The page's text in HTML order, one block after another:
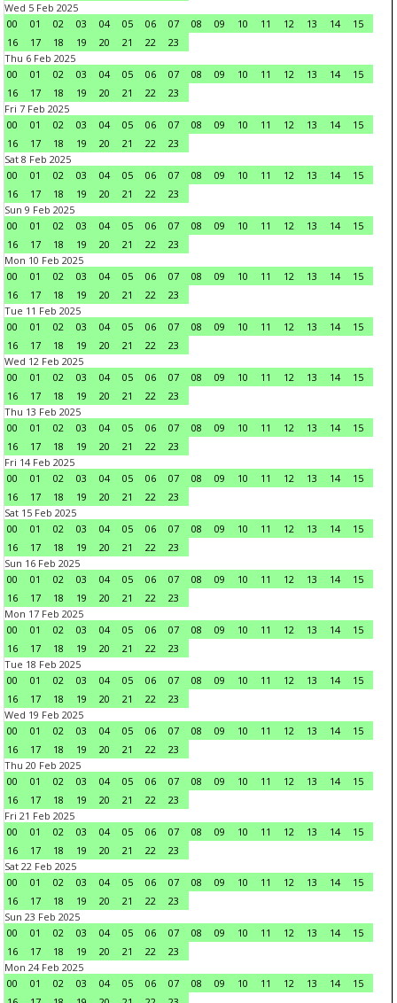
Wed 5 Feb 2025
00
01 02 03 04 05 06 07 08 09 10 11 12 13 14
15
16
17 18 19 20 21 22
23
Thu 6 Feb 2025
00
01 02 03 04 05 06 07 08 09 10 11 12 13 14
15
16
17 18 19 20 21 22
23
Fri 7 Feb 2025
00
01 02 03 04 05 06 07 08 09 10 11 12 13 14
15
16
17 18 19 20 21 22
23
Sat 8 Feb 2025
00
01 02 03 04 05 06 07 08 09 10 11 12 13 14
15
16
17 18 19 20 21 22
23
Sun 9 Feb 2025
00
01 02 03 04 05 06 07 08 09 10 11 12 13 14
15
16
17 18 19 20 21 22
23
Mon 10 Feb 2025
00
01 02 03 04 05 06 07 08 09 10 11 12 13 14
15
16
17 18 19 20 21 22
23
Tue 11 Feb 2025
00
01 02 03 04 05 06 07 08 09 10 11 12 13 14
15
16
17 18 19 20 21 22
23
Wed 12 Feb 2025
00
01 02 03 04 05 06 07 08 09 10 11 12 13 14
15
16
17 18 19 20 21 22
23
Thu 13 Feb 2025
00
01 02 03 04 05 06 07 08 09 10 11 12 13 14
15
16
17 18 19 20 21 22
23
Fri 14 Feb 2025
00
01 02 03 04 05 06 07 08 09 10 11 12 13 14
15
16
17 18 19 20 21 22
23
Sat 15 Feb 2025
00
01 02 03 04 05 06 07 08 09 10 11 12 13 14
15
16
17 18 19 20 21 22
23
Sun 16 Feb 2025
00
01 02 03 04 05 06 07 08 09 10 11 12 13 14
15
16
17 18 19 20 21 22
23
Mon 17 Feb 2025
00
01 02 03 04 05 06 07 08 09 10 11 12 13 14
15
16
17 18 19 20 21 22
23
Tue 18 Feb 2025
00
01 02 03 04 05 06 07 08 09 10 11 12 13 14
15
16
17 18 19 20 21 22
23
Wed 19 Feb 2025
00
01 02 03 04 05 06 07 08 09 10 11 12 13 14
15
16
17 18 19 20 21 22
23
Thu 20 Feb 2025
00
01 02 03 04 05 06 07 08 09 10 11 12 13 14
15
16
17 18 19 20 21 22
23
Fri 21 Feb 2025
00
01 02 03 04 05 06 07 08 09 10 11 12 13 14
15
16
17 18 19 20 21 22
23
Sat 22 Feb 2025
00
01 02 03 04 05 06 07 08 09 10 11 12 13 14
15
16
17 18 19 20 21 22
23
Sun 23 Feb 2025
00
01 02 03 04 05 06 07 08 09 10 11 12 13 14
15
16
17 18 19 20 21 22
23
Mon 24 Feb 2025
00
01 02 03 04 05 06 07 08 09 10 11 12 13 14
15